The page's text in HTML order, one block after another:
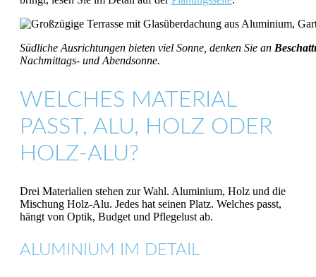
Südliche Ausrichtungen bieten viel Sonne, denken Sie an
Nachmittags- und Abendsonne.
WELCHES MATERIAL
PASST, ALU, HOLZ ODER
HOLZ-ALU?
Drei Materialien stehen zur Wahl. Aluminium, Holz und die
Mischung Holz-Alu. Jedes hat seinen Platz. Welches passt,
hängt von Optik, Budget und Pflegelust ab.
ALUMINIUM IM DETAIL